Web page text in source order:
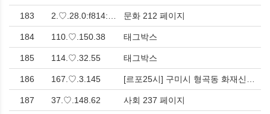
183 문화 212 페이지
184 110.♡.150.38 태그박스
185 114.♡.32.55 태그박스
186 167.♡.3.145
187 37.♡.148.62 사회 237 페이지